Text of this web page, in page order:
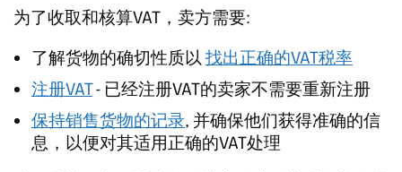
为了收取和核算VAT，卖方需要:
了解货物的确切性质以 找出正确的VAT税率
注册VAT- 已经注册VAT的卖家不需要重新注册
保持销售货物的记录, 并确保他们获得准确的信
息，以便对其适用正确的VAT处理